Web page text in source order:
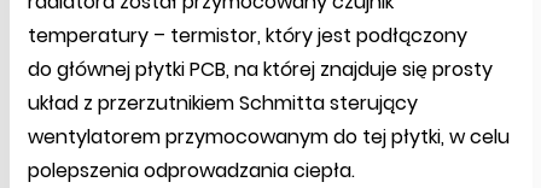
temperatury – termistor, który jest podłączony
do głównej płytki PCB, na której znajduje się prosty
układ z przerzutnikiem Schmitta sterujący
wentylatorem przymocowanym do tej płytki, w celu
polepszenia odprowadzania ciepła.